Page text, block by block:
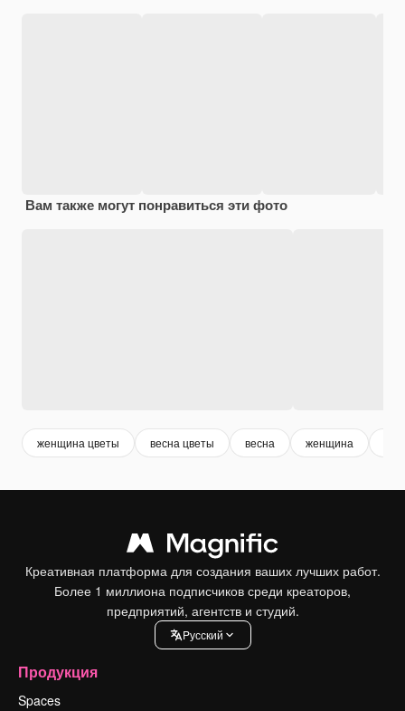
Вам также могут понравиться эти фото
женщина цветы весна цветы весна женщина
Креативная платформа для создания ваших лучших работ.
Более 1 миллиона подписчиков среди креаторов,
предприятий, агентств и студий.
Pусский
Продукция
Spaces